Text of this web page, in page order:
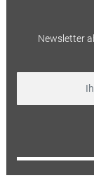
Newsletter